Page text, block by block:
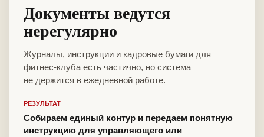
Документы ведутся
нерегулярно
Журналы, инструкции и кадровые бумаги для
фитнес-клуба есть частично, но система
не держится в ежедневной работе.
РЕЗУЛЬТАТ
Собираем единый контур и передаем понятную
инструкцию для управляющего или